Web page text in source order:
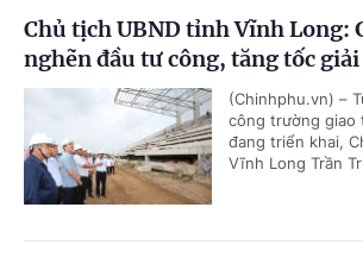
Chủ tịch UBND tỉnh Vĩnh Long:
nghẽn đầu tư công, tăng tốc
(Chinhphu.vn) –
công trường giao
đang triển khai,
Vĩnh Long Trần